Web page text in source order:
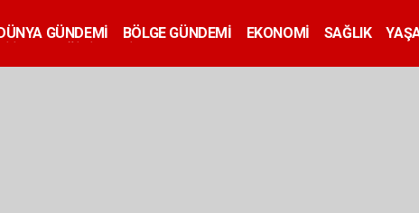
GÜNDEMİ BÖLGE GÜNDEMİ EKONOMİ SAĞLIK